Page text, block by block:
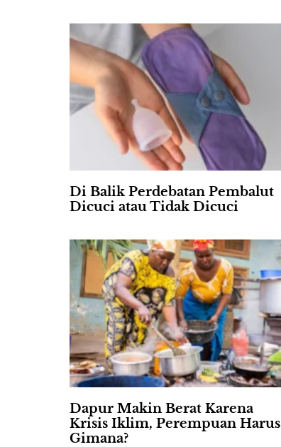
Di Balik Perdebatan Pembalut
Dicuci atau Tidak Dicuci
Dapur Makin Berat Karena
Krisis Iklim, Perempuan Harus
Gimana?